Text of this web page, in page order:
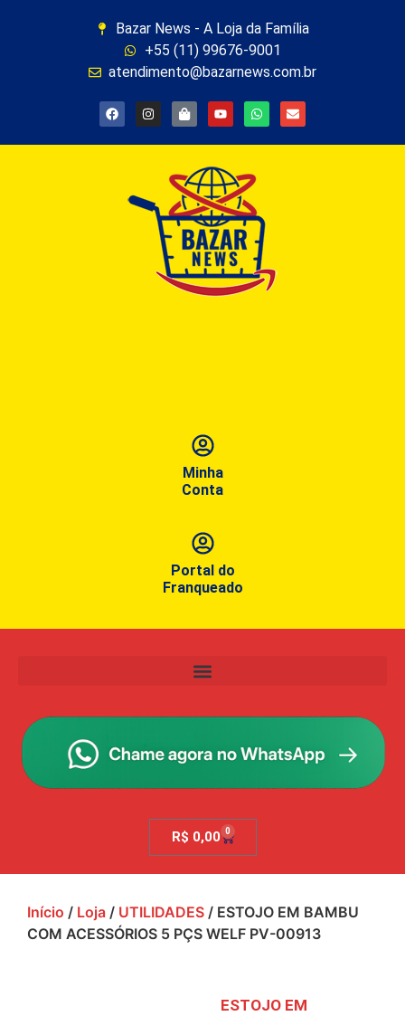
Bazar News - A Loja da Família
+55 (11) 99676-9001
atendimento@bazarnews.com.br
Minha
Conta
Portal do
Franqueado
R$ 0,00 0
Início / Loja / UTILIDADES / ESTOJO EM BAMBU
COM ACESSÓRIOS 5 PÇS WELF PV-00913
ESTOJO EM